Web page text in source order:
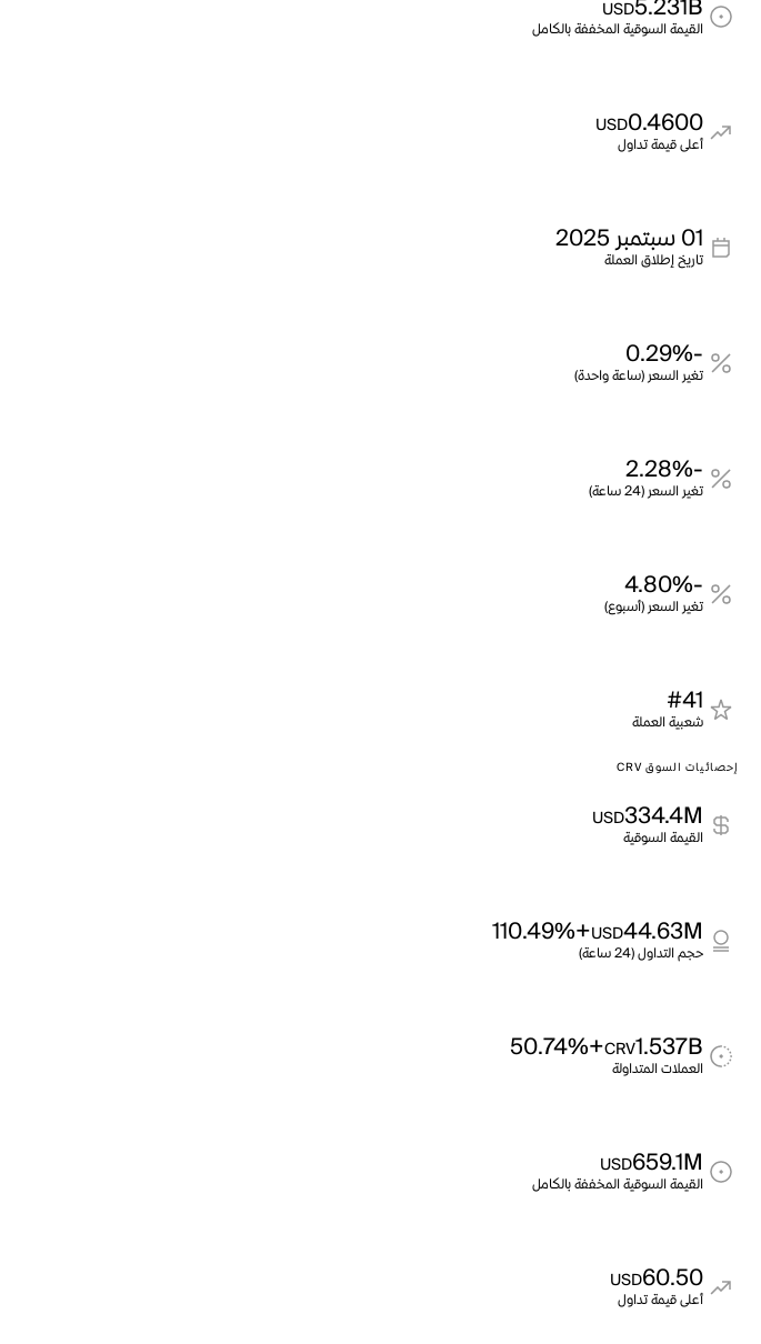
5.231B
USD
القيمة السوقية المخففة بالكامل
0.4600
USD
أعلى قيمة تداول
01 سبتمبر 2025
تاريخ إطلاق العملة
-0.29%
تغير السعر (ساعة واحدة)
-2.28%
تغير السعر (24 ساعة)
-4.80%
تغير السعر (أسبوع)
#41
شعبية العملة
إحصائيات السوق CRV
334.4M
USD
القيمة السوقية
44.63M
USD
+110.49%
حجم التداول (24 ساعة)
1.537B
CRV
+50.74%
العملات المتداولة
659.1M
USD
القيمة السوقية المخففة بالكامل
60.50
USD
أعلى قيمة تداول